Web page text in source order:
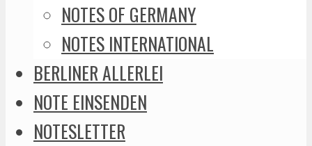
NOTES OF GERMANY
NOTES INTERNATIONAL
BERLINER ALLERLEI
NOTE EINSENDEN
NOTESLETTER